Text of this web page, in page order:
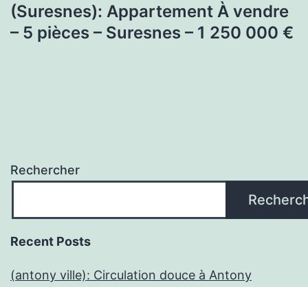
(Suresnes): Appartement À vendre
– 5 pièces – Suresnes – 1 250 000 €
Rechercher
Recent Posts
(antony ville): Circulation douce à Antony